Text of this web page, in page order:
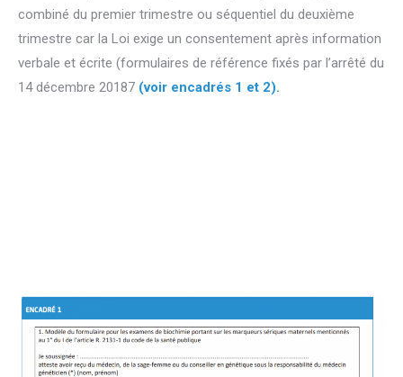
combiné du premier trimestre ou séquentiel du deuxième
trimestre car la Loi exige un consentement après information
verbale et écrite (formulaires de référence fixés par l’arrêté du
14 décembre 20187 (voir encadrés 1 et 2).